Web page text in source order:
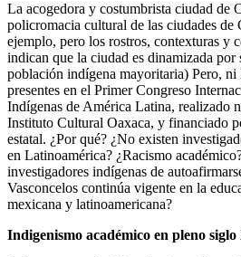
La acogedora y costumbrista ciudad de
policromacia cultural de las ciudades de
ejemplo, pero los rostros, contexturas y
indican que la ciudad es dinamizada por
población indígena mayoritaria) Pero, ni
presentes en el Primer Congreso
Indígenas de América Latina, realizado
Instituto Cultural Oaxaca, y financiado
estatal. ¿Por qué? ¿No existen
en Latinoamérica? ¿Racismo
investigadores indígenas de
Vasconcelos continúa vigente en la
mexicana y latinoamericana?
Indigenismo académico en pleno